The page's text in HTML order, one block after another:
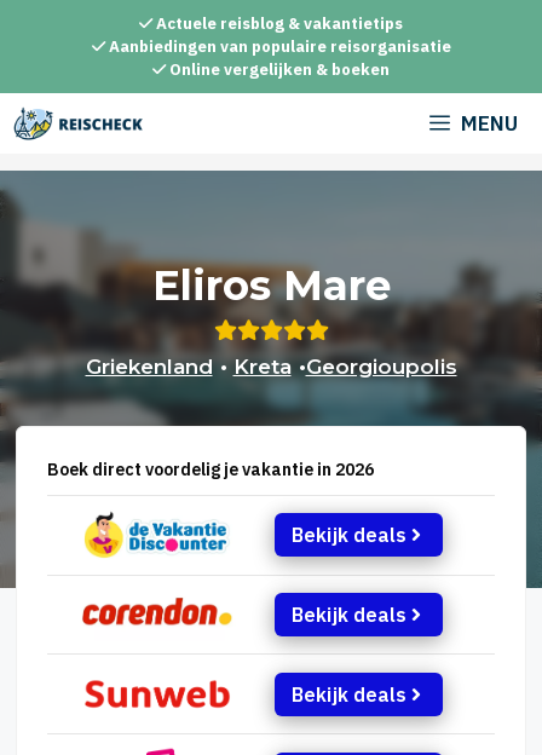
inhoud
Actuele reisblog & vakantietips
Aanbiedingen van populaire reisorganisatie
Online vergelijken & boeken
MENU
Eliros Mare
Griekenland •Kreta •Georgioupolis
Boek direct voordelig je vakantie in 2026
Bekijk deals
Bekijk deals
Bekijk deals